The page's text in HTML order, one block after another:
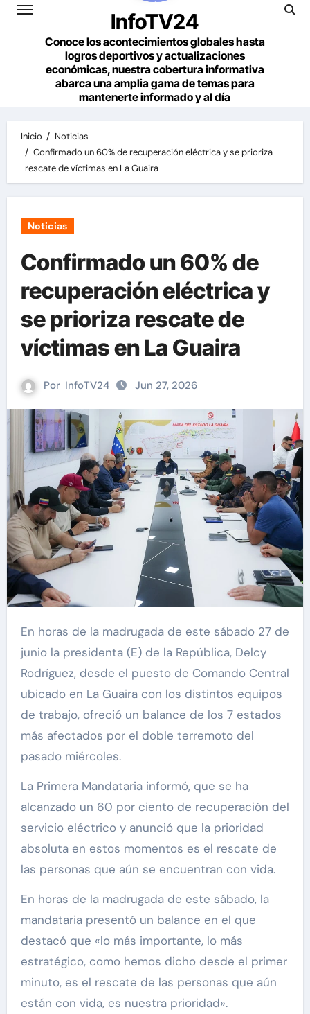
InfoTV24
Conoce los acontecimientos globales hasta
logros deportivos y actualizaciones
económicas, nuestra cobertura informativa
abarca una amplia gama de temas para
mantenerte informado y al día
Inicio
Noticias
Confirmado un 60% de recuperación eléctrica y se prioriza
rescate de víctimas en La Guaira
Noticias
Confirmado un 60% de
recuperación eléctrica y
se prioriza rescate de
víctimas en La Guaira
Por InfoTV24 Jun 27, 2026
En horas de la madrugada de este sábado 27 de
junio la presidenta (E) de la República, Delcy
Rodríguez, desde el puesto de Comando Central
ubicado en La Guaira con los distintos equipos
de trabajo, ofreció un balance de los 7 estados
más afectados por el doble terremoto del
pasado miércoles.
La Primera Mandataria informó, que se ha
alcanzado un 60 por ciento de recuperación del
servicio eléctrico y anunció que la prioridad
absoluta en estos momentos es el rescate de
las personas que aún se encuentran con vida.
En horas de la madrugada de este sábado, la
mandataria presentó un balance en el que
destacó que «lo más importante, lo más
estratégico, como hemos dicho desde el primer
minuto, es el rescate de las personas que aún
están con vida, es nuestra prioridad».